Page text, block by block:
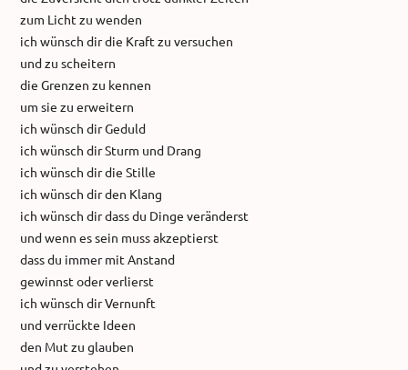
zum Licht zu wenden
ich wünsch dir die Kraft zu versuchen
und zu scheitern
die Grenzen zu kennen
um sie zu erweitern
ich wünsch dir Geduld
ich wünsch dir Sturm und Drang
ich wünsch dir die Stille
ich wünsch dir den Klang
ich wünsch dir dass du Dinge veränderst
und wenn es sein muss akzeptierst
dass du immer mit Anstand
gewinnst oder verlierst
ich wünsch dir Vernunft
und verrückte Ideen
den Mut zu glauben